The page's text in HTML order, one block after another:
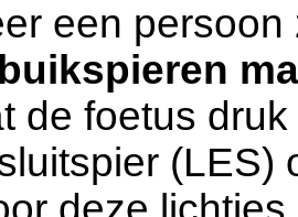
een
de foetus
(LES)